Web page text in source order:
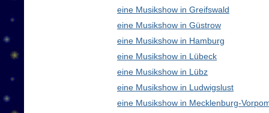
eine Musikshow in Greifswald
eine Musikshow in Güstrow
eine Musikshow in Hamburg
eine Musikshow in Lübeck
eine Musikshow in Lübz
eine Musikshow in Ludwigslust
eine Musikshow in Mecklenburg-